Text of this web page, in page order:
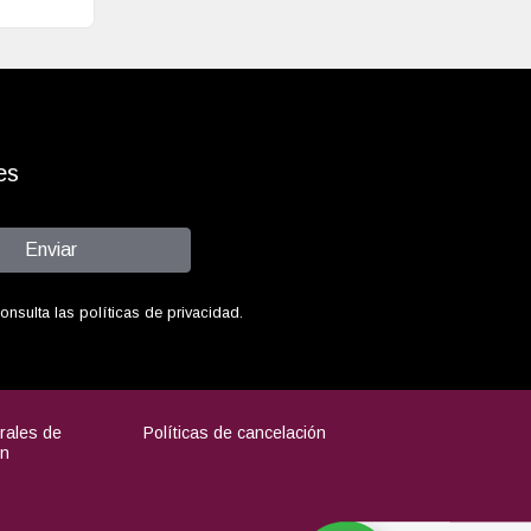
Enviar
las políticas de privacidad.
de
Políticas de cancelación